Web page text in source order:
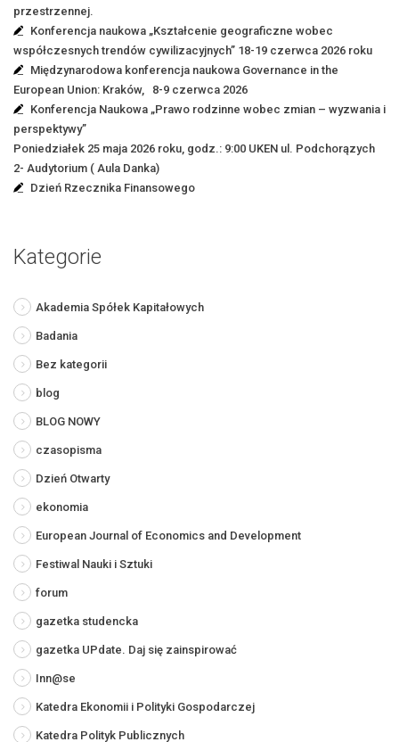
przestrzennej.
Konferencja naukowa „Kształcenie geograficzne wobec
współczesnych trendów cywilizacyjnych” 18-19 czerwca 2026 roku
Międzynarodowa konferencja naukowa Governance in the
European Union: Kraków, 8-9 czerwca 2026
Konferencja Naukowa „Prawo rodzinne wobec zmian – wyzwania i
perspektywy”
Poniedziałek 25 maja 2026 roku, godz.: 9:00 UKEN ul. Podchorązych
2- Audytorium ( Aula Danka)
Dzień Rzecznika Finansowego
Kategorie
Akademia Spółek Kapitałowych
Badania
Bez kategorii
blog
BLOG NOWY
czasopisma
Dzień Otwarty
ekonomia
European Journal of Economics and Development
Festiwal Nauki i Sztuki
forum
gazetka studencka
gazetka UPdate. Daj się zainspirować
Inn@se
Katedra Ekonomii i Polityki Gospodarczej
Katedra Polityk Publicznych